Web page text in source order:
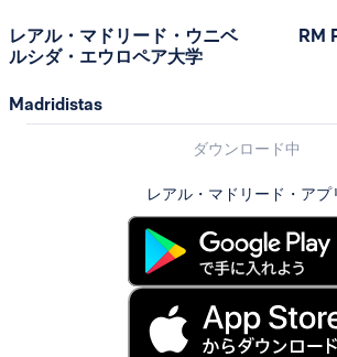
レアル・マドリード・ウニベ
ルシダ・エウロペア大学
Madridistas
RM
ダウンロード中
レアル・マドリード・アプ